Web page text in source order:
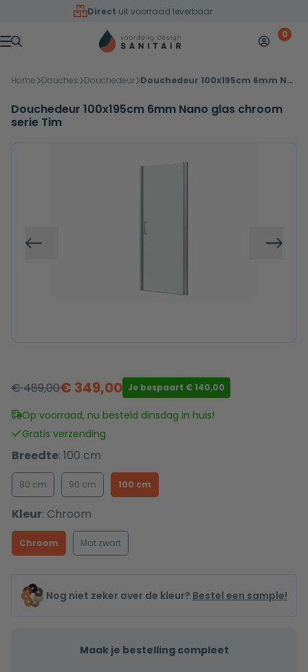
Overslaan naar inhoud
Direct uit voorraad leverbaar
Menu
Mijn 0
Home Douches Douchedeur Douchedeur 100x195cm 6mm Nano glas chroom serie Tim
Douchedeur 100x195cm 6mm Nano glas chroom
serie Tim
Vorige
€489,00
Oorspronkelijke
prijs
was:
€ 489,00.
€ 349,00
Huidige
prijs
is:
€ 349,00.
Je bespaart € 140,00
Op voorraad, nu besteld dinsdag in huis!
Gratis verzending
Breedte: 100 cm
80 cm 90 cm 100 cm
Kleur: Chroom
Chroom Mat zwart
Nog niet zeker over de kleur? Bestel een sample!
Maak je bestelling compleet